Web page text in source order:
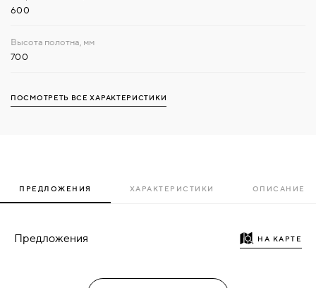
600
700
ПОСМОТРЕТЬ ВСЕ ХАРАКТЕРИСТИКИ
ПРЕДЛОЖЕНИЯ ХАРАКТЕРИСТИКИ ОПИСАНИЕ
Предложения НА КАРТЕ